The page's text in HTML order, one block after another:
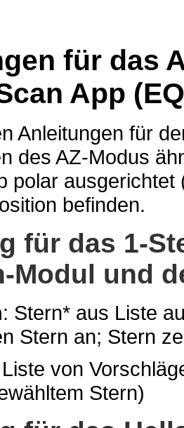
für das
App
Anleitungen für
des AZ-Modus
polar
befinden.
für das 1-
Modul und
: Stern* aus Liste
Stern an; Stern
von
Stern)